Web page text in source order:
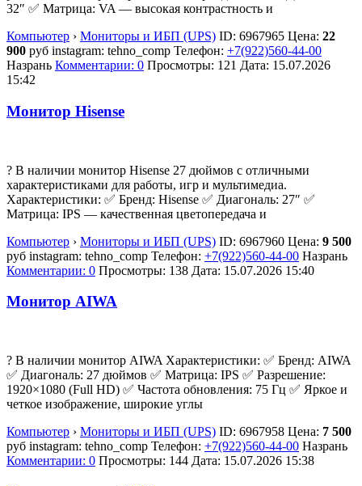
32″ ✅ Матрица: VA — высокая контрастность и
Компьютер › Мониторы и ИБП (UPS) ID: 6967965 Цена: 22
900 руб instagram: tehno_comp Телефон: +7(922)560-44-00
Назрань Комментарии: 0 Просмотры: 121 Дата: 15.07.2026
15:42
Монитор Hisense
? В наличии монитор Hisense 27 дюймов с отличными
характеристиками для работы, игр и мультимедиа.
Характеристики: ✅ Бренд: Hisense ✅ Диагональ: 27″ ✅
Матрица: IPS — качественная цветопередача и
Компьютер › Мониторы и ИБП (UPS) ID: 6967960 Цена: 9 500
руб instagram: tehno_comp Телефон: +7(922)560-44-00 Назрань
Комментарии: 0 Просмотры: 138 Дата: 15.07.2026 15:40
Монитор AIWA
? В наличии монитор AIWA Характеристики: ✅ Бренд: AIWA
✅ Диагональ: 27 дюймов ✅ Матрица: IPS ✅ Разрешение:
1920×1080 (Full HD) ✅ Частота обновления: 75 Гц ✅ Яркое и
четкое изображение, широкие углы
Компьютер › Мониторы и ИБП (UPS) ID: 6967958 Цена: 7 500
руб instagram: tehno_comp Телефон: +7(922)560-44-00 Назрань
Комментарии: 0 Просмотры: 144 Дата: 15.07.2026 15:38